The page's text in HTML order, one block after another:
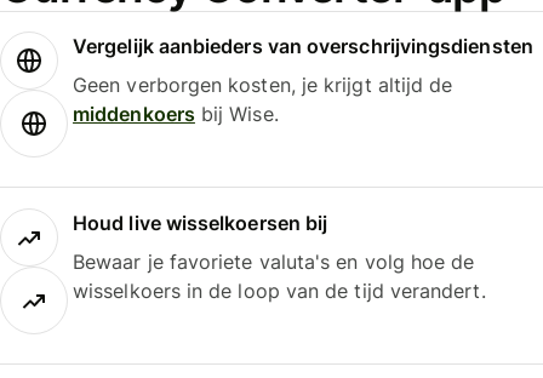
Vergelijk aanbieders van overschrijvingsdiensten
Geen verborgen kosten, je krijgt altijd de
middenkoersbij Wise.
Houd live wisselkoersen bij
Bewaar je favoriete valuta's en volg hoe de
wisselkoers in de loop van de tijd verandert.